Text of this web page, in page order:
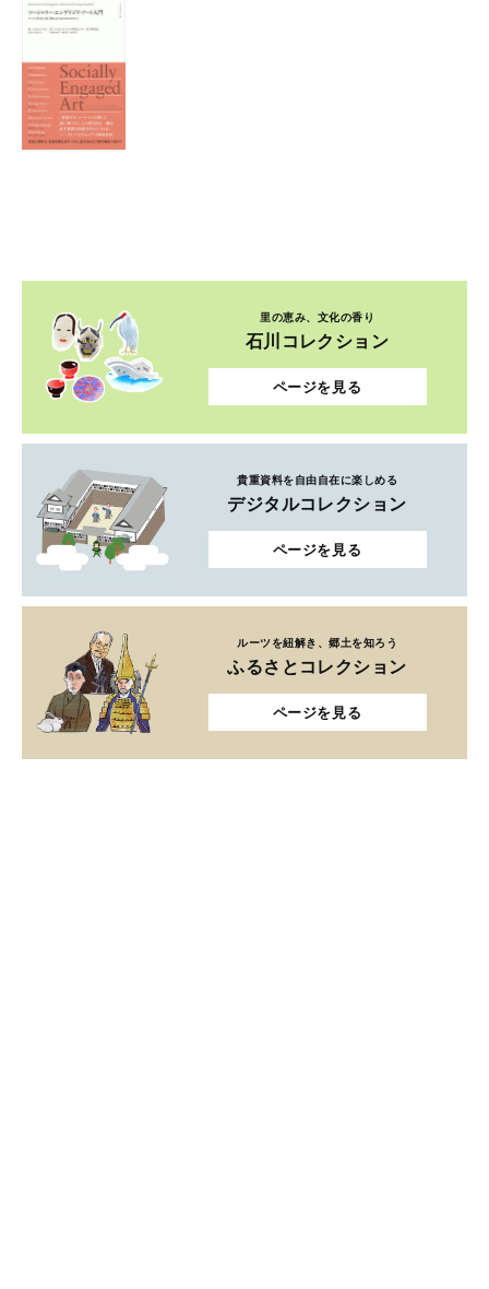
里の恵み、文化の香り
石川コレクション
ページを見る
貴重資料を自由自在に楽しめる
デジタルコレクション
ページを見る
ルーツを紐解き、郷土を知ろう
ふるさとコレクション
ページを見る